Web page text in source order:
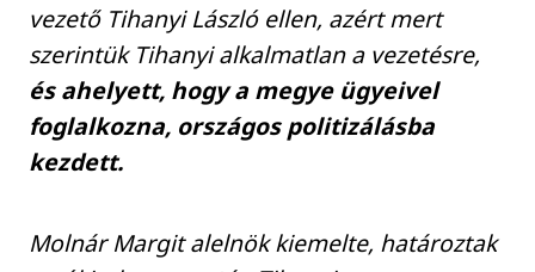
vezető Tihanyi László ellen, azért mert
szerintük Tihanyi alkalmatlan a vezetésre,
és ahelyett, hogy a megye ügyeivel
foglalkozna, országos politizálásba
kezdett.
Molnár Margit alelnök kiemelte, határoztak